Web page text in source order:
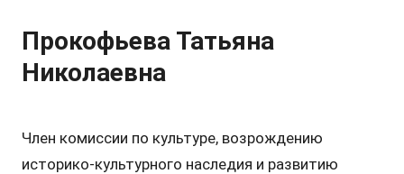
Прокофьева Татьяна
Николаевна
Член комиссии по культуре, возрождению
историко-культурного наследия и развитию